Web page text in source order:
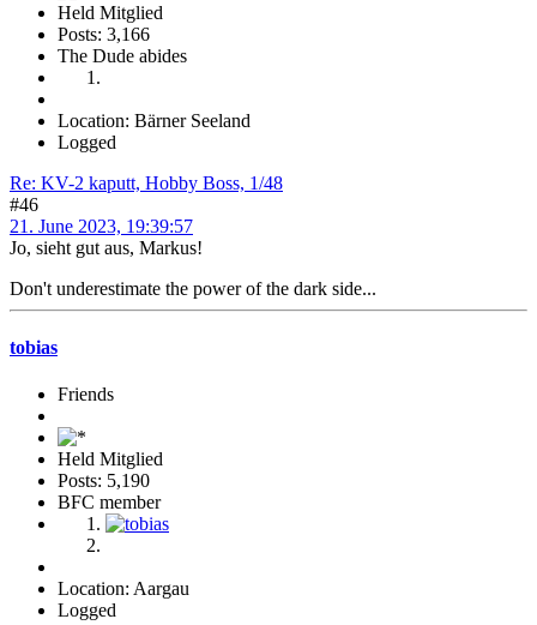
Held Mitglied
Posts: 3,166
The Dude abides
Location: Bärner Seeland
Logged
Re: KV-2 kaputt, Hobby Boss, 1/48
#46
21. June 2023, 19:39:57
Jo, sieht gut aus, Markus!
Don't underestimate the power of the dark side...
tobias
Friends
Held Mitglied
Posts: 5,190
BFC member
Location: Aargau
Logged